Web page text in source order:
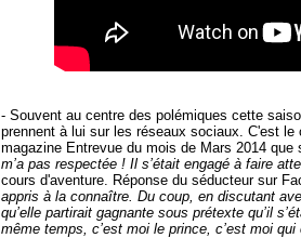
- Souvent au centre des polémiques cette
prennent à lui sur les réseaux sociaux. C'est le
magazine Entrevue du mois de Mars 2014
m’a pas respectée ! Il s’était engagé à faire
cours d'aventure. Réponse du séducteur sur
appris à la connaître. Du coup, en discutant
qu’elle partirait gagnante sous prétexte qu’il
même temps, c’est moi le prince, c’est moi